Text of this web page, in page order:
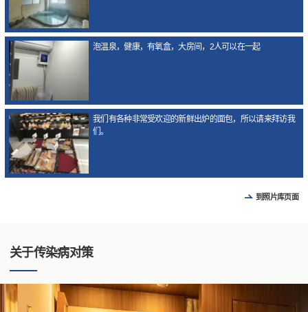
泡温泉，健康，有氧盒，大房间，2人可以在一起
我们有各种非常受欢迎的新鲜出炉的面包，所以请来拜访我
们。
到照片库页面
关于传染病对策